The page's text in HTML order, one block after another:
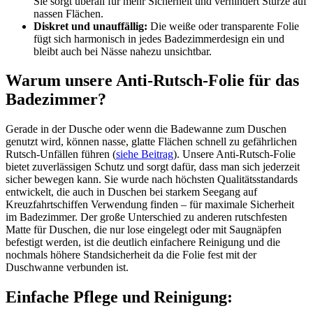
nassen Flächen.
Diskret und unauffällig: Die weiße oder transparente Folie
fügt sich harmonisch in jedes Badezimmerdesign ein und
bleibt auch bei Nässe nahezu unsichtbar.
Warum unsere Anti-Rutsch-Folie für das
Badezimmer?
Gerade in der Dusche oder wenn die Badewanne zum Duschen
genutzt wird, können nasse, glatte Flächen schnell zu gefährlichen
Rutsch-Unfällen führen (siehe Beitrag). Unsere Anti-Rutsch-Folie
bietet zuverlässigen Schutz und sorgt dafür, dass man sich jederzeit
sicher bewegen kann. Sie wurde nach höchsten Qualitätsstandards
entwickelt, die auch in Duschen bei starkem Seegang auf
Kreuzfahrtschiffen Verwendung finden – für maximale Sicherheit
im Badezimmer. Der große Unterschied zu anderen rutschfesten
Matte für Duschen, die nur lose eingelegt oder mit Saugnäpfen
befestigt werden, ist die deutlich einfachere Reinigung und die
nochmals höhere Standsicherheit da die Folie fest mit der
Duschwanne verbunden ist.
Einfache Pflege und Reinigung: